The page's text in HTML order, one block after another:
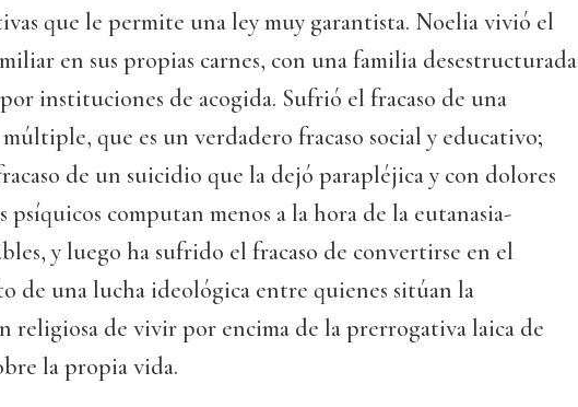
que le permite una ley muy garantista. Noelia vivió el
en sus propias carnes, con una familia desestructurada
por instituciones de acogida. Sufrió el fracaso de una
que es un verdadero fracaso social y educativo;
de un suicidio que la dejó parapléjica y con dolores
psíquicos computan menos a la hora de la eutanasia-
y luego ha sufrido el fracaso de convertirse en el
de una lucha ideológica entre quienes sitúan la
religiosa de vivir por encima de la prerrogativa laica de
la propia vida.